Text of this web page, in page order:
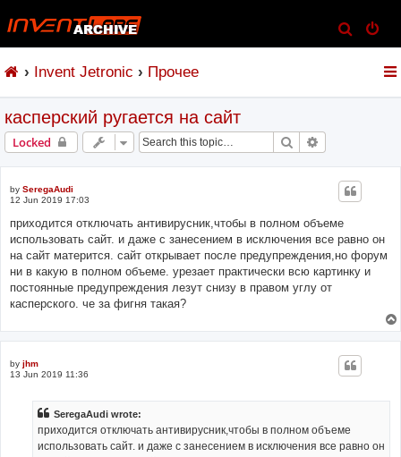
e
Invent Jetronic Прочее
касперский ругается на сайт
Locked Search
by SeregaAudi
12 Jun 2019 17:03
приходится отключать антивирусник,чтобы в полном объеме
использовать сайт. и даже с занесением в исключения все равно он
на сайт матерится. сайт открывает после предупреждения,но форум
ни в какую в полном объеме. урезает практически всю картинку и
постоянные предупреждения лезут снизу в правом углу от
касперского. че за фигня такая?
by jhm
13 Jun 2019 11:36
SeregaAudi wrote:
приходится отключать антивирусник,чтобы в полном объеме
использовать сайт. и даже с занесением в исключения все равно он